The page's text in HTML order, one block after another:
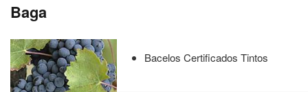
Baga
Bacelos Certificados Tintos